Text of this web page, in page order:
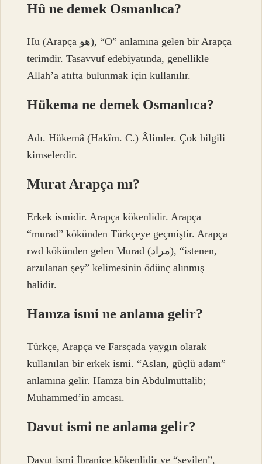
Hû ne demek Osmanlıca?
Hu (Arapça هو), “O” anlamına gelen bir Arapça
terimdir. Tasavvuf edebiyatında, genellikle
Allah’a atıfta bulunmak için kullanılır.
Hükema ne demek Osmanlıca?
Adı. Hükemâ (Hakîm. C.) Âlimler. Çok bilgili
kimselerdir.
Murat Arapça mı?
Erkek ismidir. Arapça kökenlidir. Arapça
“murad” kökünden Türkçeye geçmiştir. Arapça
rwd kökünden gelen Murād (مراد), “istenen,
arzulanan şey” kelimesinin ödünç alınmış
halidir.
Hamza ismi ne anlama gelir?
Türkçe, Arapça ve Farsçada yaygın olarak
kullanılan bir erkek ismi. “Aslan, güçlü adam”
anlamına gelir. Hamza bin Abdulmuttalib;
Muhammed’in amcası.
Davut ismi ne anlama gelir?
Davut ismi İbranice kökenlidir ve “sevilen”,